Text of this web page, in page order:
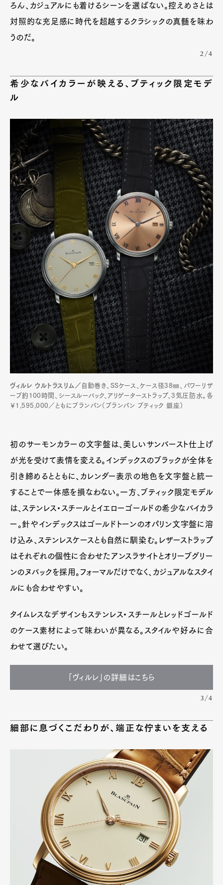
ろん、カジュアルにも着けるシーンを選ばない。控えめさとは
対照的な充足感に時代を超越するクラシックの真髄を味わ
うのだ。
2/4
希少なバイカラーが映える、ブティック限定モデ
ル
ヴィルレ ウルトラスリム／ 自動巻き、SSケース、ケース径38㎜、パワーリザ
ーブ約100時間、シースルーバック、アリゲーターストラップ、3気圧防水。各
￥1,595,000／ともにブランパン（ブランパン ブティック 銀座）
初のサーモンカラーの文字盤は、美しいサンバースト仕上げ
が光を受けて表情を変える。インデックスのブラックが全体を
引き締めるとともに、カレンダー表示の地色を文字盤と統一
することで一体感を損なわない。一方、ブティック限定モデル
は、ステンレス・スチールとイエローゴールドの希少なバイカラ
ー。針やインデックスはゴールドトーンのオパリン文字盤に溶
け込み、ステンレスケースとも自然に馴染む。レザーストラップ
はそれぞれの個性に合わせたアンスラサイトとオリーブグリー
ンのヌバックを採用。フォーマルだけでなく、カジュアルなスタイ
ルにも合わせやすい。
タイムレスなデザインもステンレス・スチールとレッドゴールド
のケース素材によって味わいが異なる。スタイルや好みに合
わせて選びたい。
「ヴィルレ」の詳細はこちら
3/4
細部に息づくこだわりが、端正な佇まいを支える